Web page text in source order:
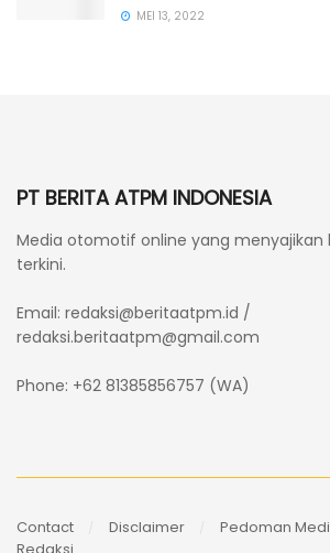
MEI 13, 2022
PT BERITA ATPM INDONESIA
Media otomotif online yang
terkini.
Email: redaksi@beritaatpm.id /
redaksi.beritaatpm@gmail.com
Phone: +62 81385856757 (WA)
Contact Disclaimer
Pedoman